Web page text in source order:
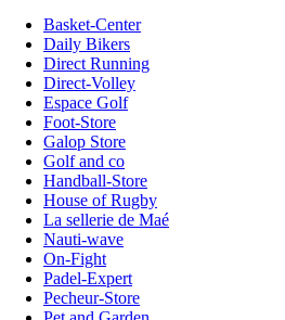
Basket-Center
Daily Bikers
Direct Running
Direct-Volley
Espace Golf
Foot-Store
Galop Store
Golf and co
Handball-Store
House of Rugby
La sellerie de Maé
Nauti-wave
On-Fight
Padel-Expert
Pecheur-Store